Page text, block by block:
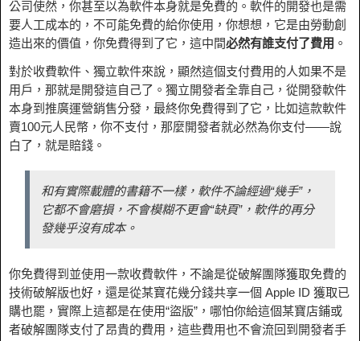
公司使然，你甚至以為軟件本身就是免費的。軟件的開發也是需
要人工成本的，不可能免費的給你使用，你想想，它是由勞動創
造出來的價值，你免費得到了它，這中間必然有誰支付了費用 。
對於收費軟件、獨立軟件來說，顯然這個支付費用的人如果不是
用戶，那就是開發這自己了。獨立開發者全靠自己，從開發軟件
本身到推廣運營銷售分發，最終你免費得到了它，比如這款軟件
賣100元人民幣，你不支付，那麼開發者就必然為你支付——說
白了，就是賠錢。
和有實際載體的書籍不一樣，軟件不論經過“幾手”，
它都不會磨損，不會模糊不更會“缺頁”，軟件的再分
發幾乎沒有成本。
你免費得到並使用一款收費軟件，不論是從破解團隊獲取免費的
技術破解版也好，還是從某寶花幾分錢共享一個 Apple ID 獲取已
購也罷，實際上這都是在使用“盜版”，哪怕你給這個某寶店鋪或
者破解團隊支付了昂貴的費用，這些費用也不會流回到開發者手